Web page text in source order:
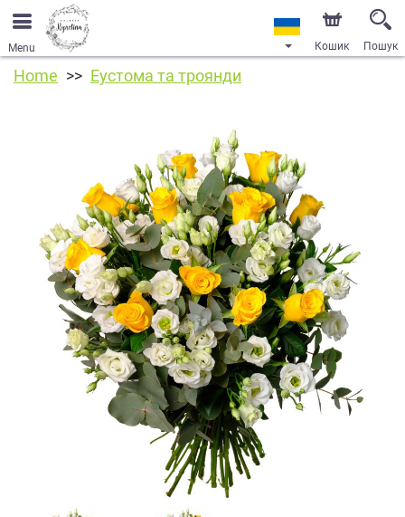
Menu Кошик Пошук
Home Еустома та троянди